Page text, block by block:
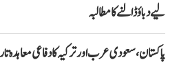
لیے دباؤ ڈالنے کا مطالبہ
پاکستان، سعودی عرب اور ترکیہ کا دفاعی